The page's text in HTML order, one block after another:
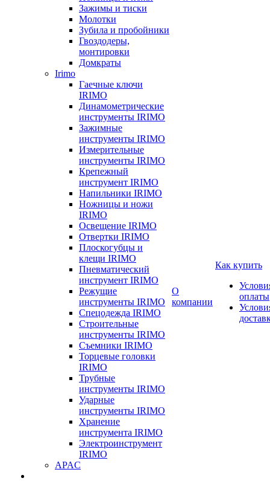
Зажимы и тиски
Молотки
Зубила и пробойники
Гвоздодеры,
монтировки
Домкраты
Irimo
Гаечные ключи
IRIMO
Динамометрические
инструменты IRIMO
Зажимные
инструменты IRIMO
Измерительные
инструменты IRIMO
Крепежный
инструмент IRIMO
Напильники IRIMO
Ножницы и ножи
IRIMO
Освещение IRIMO
Отвертки IRIMO
Плоскогубцы и
клещи IRIMO
Пневматический
инструмент IRIMO
Режущие
инструменты IRIMO
Спецодежда IRIMO
Строительные
инструменты IRIMO
Съемники IRIMO
Торцевые головки
IRIMO
Трубные
инструменты IRIMO
Ударные
инструменты IRIMO
Хранение
инструмента IRIMO
Электроинструмент
IRIMO
APAC
О
компании
Как купить
оплаты